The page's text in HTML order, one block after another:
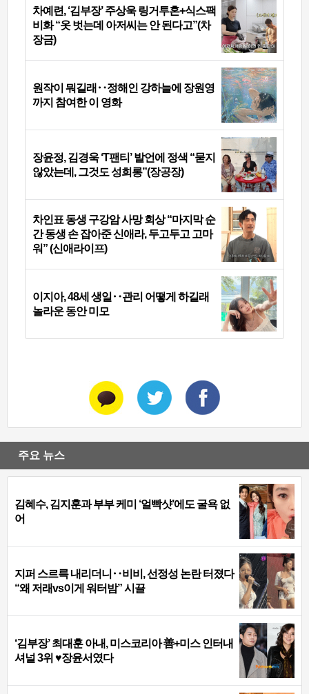
차예련, ‘김부장’ 주상욱 링거투혼+식스팩
비화 “옷 벗는데 아저씨는 안 된다고”(차
장금)
원작이 뭐길래‥정해인 강하늘에 장원영
까지 참여한 이 영화
장윤정, 김경욱 ‘T팬티’ 발언에 정색 “묻지
않았는데, 그것도 성희롱”(장공장)
차인표 동생 구강암 사망 회상 “마지막 순
간 동생 손 잡아준 신애라, 두고두고 고마
워” (신애라이프)
이지아, 48세 생일‥관리 어떻게 하길래
놀라운 동안 미모
주요 뉴스
김혜수, 김지훈과 부부 케미 ‘얼빡샷’에도 굴욕 없
어
지퍼 스르륵 내리더니‥비비, 선정성 논란 터졌다
“왜 저래vs이게 워터밤” 시끌
‘김부장’ 최대훈 아내, 미스코리아 善+미스 인터내
셔널 3위 ♥장윤서였다